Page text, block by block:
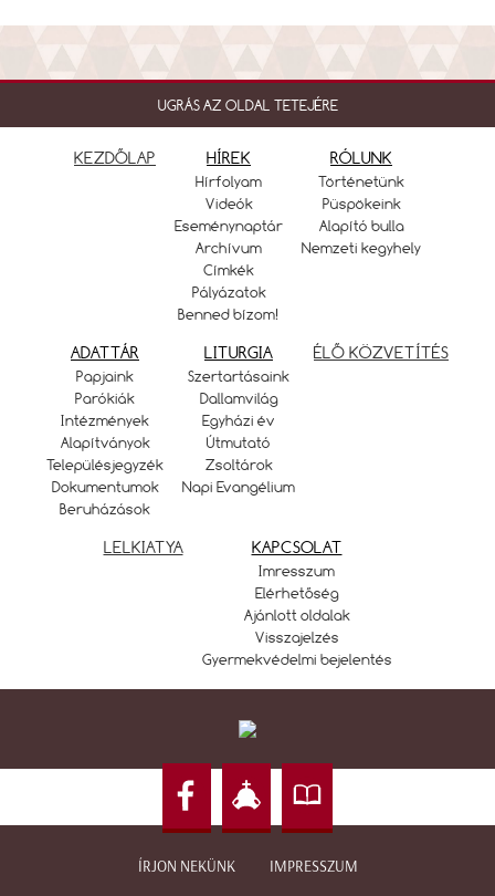
UGRÁS AZ OLDAL TETEJÉRE
KEZDŐLAP HÍREK
Hírfolyam
Videók
Eseménynaptár
Archívum
Címkék
Pályázatok
Benned bízom!
RÓLUNK
Történetünk
Püspökeink
Alapító bulla
Nemzeti kegyhely
ADATTÁR
Papjaink
Parókiák
Intézmények
Alapítványok
Településjegyzék
Dokumentumok
Beruházások
LITURGIA
Szertartásaink
Dallamvilág
Egyházi év
Útmutató
Zsoltárok
Napi Evangélium
ÉLŐ KÖZVETÍTÉS
LELKIATYA KAPCSOLAT
Imresszum
Elérhetőség
Ajánlott oldalak
Visszajelzés
Gyermekvédelmi bejelentés
ÍRJON NEKÜNK IMPRESSZUM